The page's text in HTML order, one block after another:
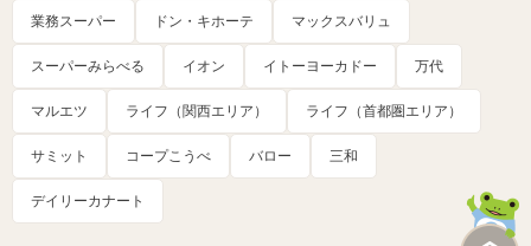
業務スーパー ドン・キホーテ マックスバリュ
スーパーみらべる イオン イトーヨーカドー 万代
マルエツ ライフ（関西エリア） ライフ（首都圏エリア）
サミット コープこうべ バロー 三和
デイリーカナート